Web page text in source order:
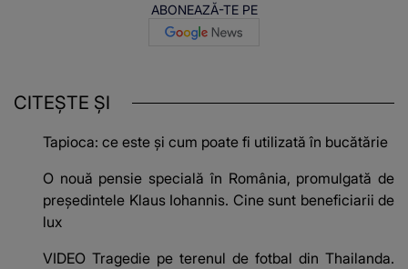
ABONEAZĂ-TE PE
CITEȘTE ȘI
Tapioca: ce este și cum poate fi utilizată în bucătărie
O nouă pensie specială în România, promulgată de
președintele Klaus Iohannis. Cine sunt beneficiarii de
lux
VIDEO Tragedie pe terenul de fotbal din Thailanda.